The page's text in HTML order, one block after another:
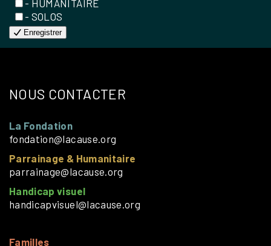
- HUMANITAIRE
- SOLOS
Enregistrer
NOUS CONTACTER
La Fondation
fondation@lacause.org
Parrainage & Humanitaire
parrainage@lacause.org
Handicap visuel
handicapvisuel@lacause.org
Familles